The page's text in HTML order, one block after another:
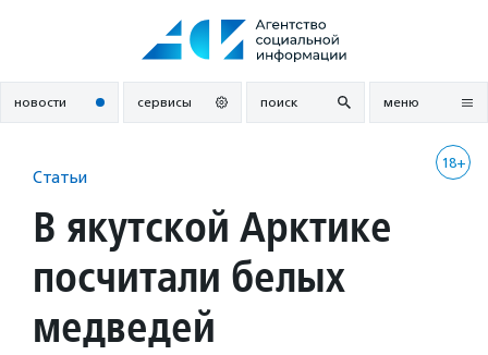
новости сервисы поиск меню
18+
Статьи
В якутской Арктике
посчитали белых
медведей